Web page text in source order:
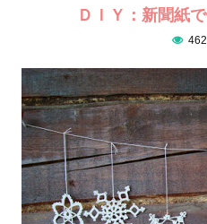
ＤＩＹ：新聞紙